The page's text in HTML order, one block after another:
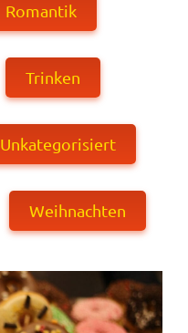
Romantik
Trinken
Unkategorisiert
Weihnachten